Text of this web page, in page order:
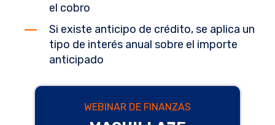
el cobro
Si existe anticipo de crédito, se aplica un
tipo de interés anual sobre el importe
anticipado
WEBINAR DE FINANZAS